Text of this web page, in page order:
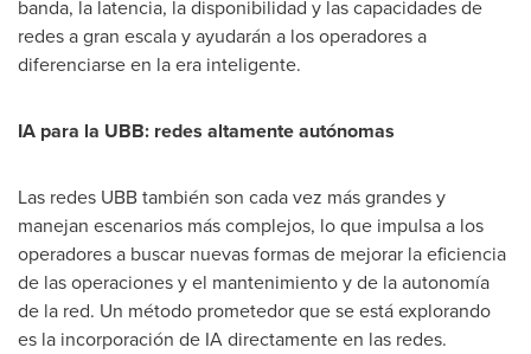
banda, la latencia, la disponibilidad y las capacidades de
redes a gran escala y ayudarán a los operadores a
diferenciarse en la era inteligente.
IA para la UBB: redes altamente autónomas
Las redes UBB también son cada vez más grandes y
manejan escenarios más complejos, lo que impulsa a los
operadores a buscar nuevas formas de mejorar la eficiencia
de las operaciones y el mantenimiento y de la autonomía
de la red. Un método prometedor que se está explorando
es la incorporación de IA directamente en las redes.